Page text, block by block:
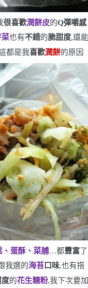
很喜歡潤餅皮的Q彈嚼感
也有不錯的脆甜度,還
都是我喜歡潤餅的原因
、蛋酥、菜脯…都豐富了
我選的海苔口味,也有搭
的花生糖粉,我下次要